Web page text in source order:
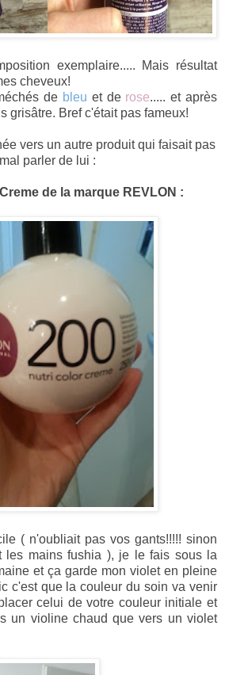
exemplaire..... Mais résultat
cheveux!
de bleu et de rose..... et après
grisâtre. Bref c'était pas fameux!
vers un autre produit qui faisait pas
mal parler de lui :
de la marque REVLON :
( n'oubliait pas vos gants!!!!! sinon
les mains fushia ), je le fais sous la
et ça garde mon violet en pleine
c'est que la couleur du soin va venir
celui de votre couleur initiale et
un violine chaud que vers un violet